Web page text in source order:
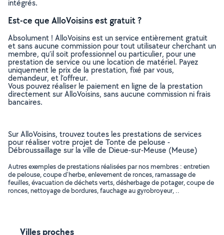
intégrés.
Est-ce que AlloVoisins est gratuit ?
Absolument ! AlloVoisins est un service entièrement gratuit
et sans aucune commission pour tout utilisateur cherchant un
membre, qu’il soit professionnel ou particulier, pour une
prestation de service ou une location de matériel. Payez
uniquement le prix de la prestation, fixé par vous,
demandeur, et l’offreur.
Vous pouvez réaliser le paiement en ligne de la prestation
directement sur AlloVoisins, sans aucune commission ni frais
bancaires.
Sur AlloVoisins, trouvez toutes les prestations de services
pour réaliser votre projet de Tonte de pelouse -
Débroussaillage sur la ville de Dieue-sur-Meuse (Meuse)
Autres exemples de prestations réalisées par nos membres : entretien
de pelouse, coupe d'herbe, enlevement de ronces, ramassage de
feuilles, évacuation de déchets verts, désherbage de potager, coupe de
ronces, nettoyage de bordures, fauchage au gyrobroyeur, ..
Villes proches